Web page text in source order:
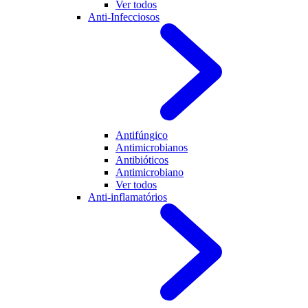
Ver todos
Anti-Infecciosos
Antifúngico
Antimicrobianos
Antibióticos
Antimicrobiano
Ver todos
Anti-inflamatórios